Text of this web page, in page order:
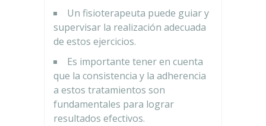
Un fisioterapeuta puede guiar y
supervisar la realización adecuada
de estos ejercicios.
Es importante tener en cuenta
que la consistencia y la adherencia
a estos tratamientos son
fundamentales para lograr
resultados efectivos.